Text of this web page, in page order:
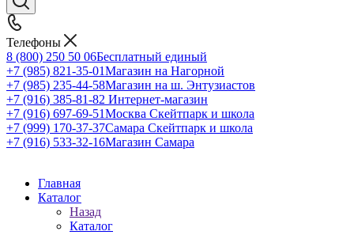
Телефоны
8 (800) 250 50 06Бесплатный единый
+7 (985) 821-35-01Магазин на Нагорной
+7 (985) 235-44-58Магазин на ш. Энтузиастов
+7 (916) 385-81-82 Интернет-магазин
+7 (916) 697-69-51Москва Скейтпарк и школа
+7 (999) 170-37-37Самара Скейтпарк и школа
+7 (916) 533-32-16Магазин Самара
Главная
Каталог
Назад
Каталог